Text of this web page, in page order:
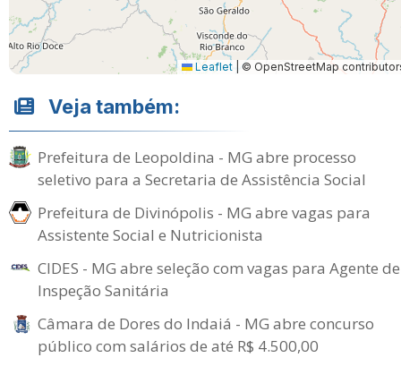
Leaflet © OpenStreetMap
Veja também:
Prefeitura de Leopoldina - MG abre processo
seletivo para a Secretaria de Assistência Social
Prefeitura de Divinópolis - MG abre vagas para
Assistente Social e Nutricionista
CIDES - MG abre seleção com vagas para Agente de
Inspeção Sanitária
Câmara de Dores do Indaiá - MG abre concurso
público com salários de até R$ 4.500,00